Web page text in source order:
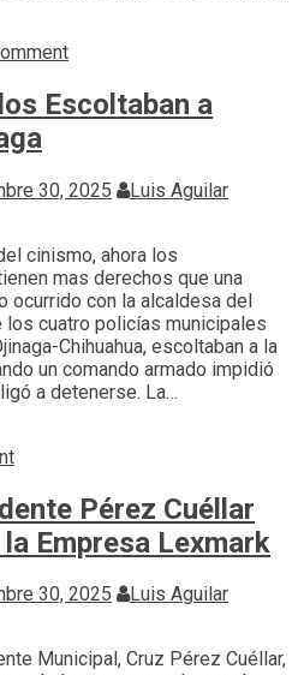
Escoltaban a
30, 2025 Luis Aguilar
cinismo, ahora los
mas derechos que una
ocurrido con la alcaldesa del
los cuatro policías municipales
Chihuahua, escoltaban a la
un comando armado impidió
a detenerse. La…
Pérez Cuéllar
Empresa Lexmark
30, 2025 Luis Aguilar
Municipal, Cruz Pérez Cuéllar,